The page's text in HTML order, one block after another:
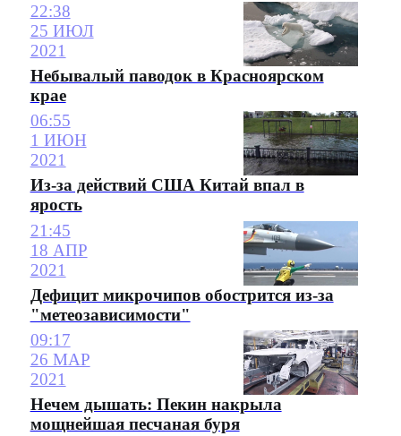
22:38
25 ИЮЛ
2021
Небывалый паводок в Красноярском
крае
06:55
1 ИЮН
2021
Из-за действий США Китай впал в
ярость
21:45
18 АПР
2021
Дефицит микрочипов обострится из-за
"метеозависимости"
09:17
26 МАР
2021
Нечем дышать: Пекин накрыла
мощнейшая песчаная буря